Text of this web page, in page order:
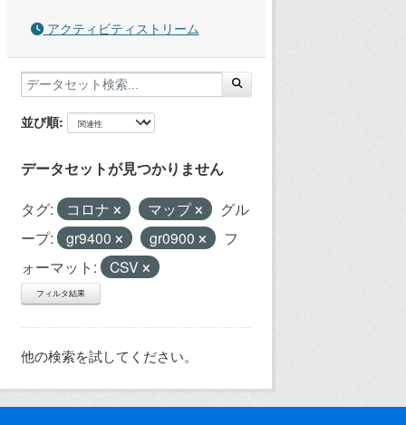
アクティビティストリーム
並び順
データセットが見つかりません
タグ: コロナ マップ
グル
ープ:
gr9400 gr0900
フ
ォーマット:
CSV
フィルタ結果
他の検索を試してください。